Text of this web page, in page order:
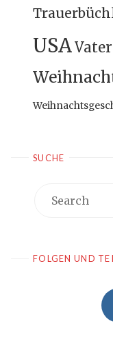
USAVater
SUCHE
FOLGEN UND